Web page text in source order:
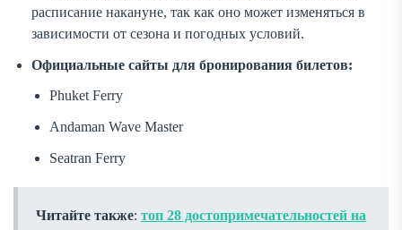
расписание накануне, так как оно может изменяться в
зависимости от сезона и погодных условий.
Официальные сайты для бронирования билетов:
Phuket Ferry
Andaman Wave Master
Seatran Ferry
Читайте также: топ 28 достопримечательностей на